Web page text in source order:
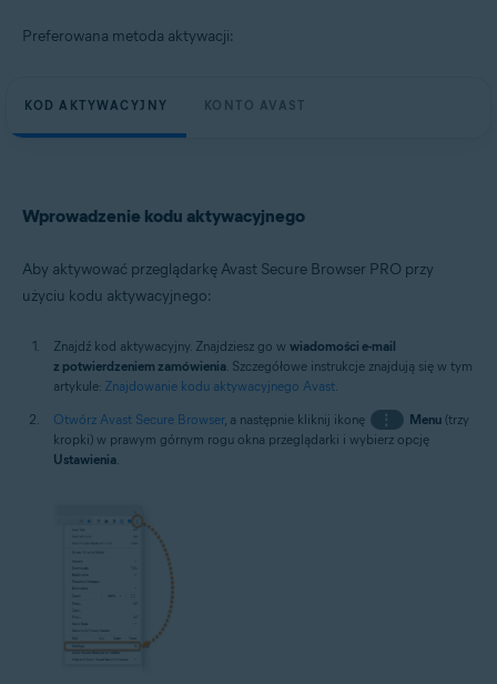
Preferowana metoda aktywacji:
KOD AKTYWACYJNY KONTO AVAST
Wprowadzenie kodu aktywacyjnego
Aby aktywować przeglądarkę Avast Secure Browser PRO przy
użyciu kodu aktywacyjnego:
Znajdź kod aktywacyjny. Znajdziesz go w wiadomości e-mail
z potwierdzeniem zamówienia. Szczegółowe instrukcje znajdują się w tym
artykule: Znajdowanie kodu aktywacyjnego Avast.
Otwórz Avast Secure Browser, a następnie kliknij ikonę ⋮ Menu(trzy
kropki) w prawym górnym rogu okna przeglądarki i wybierz opcję
Ustawienia.